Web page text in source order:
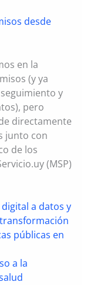
desde
en la
(y ya
y
pero
directamente
junto con
de los
(MSP)
a datos y
públicas en
a la